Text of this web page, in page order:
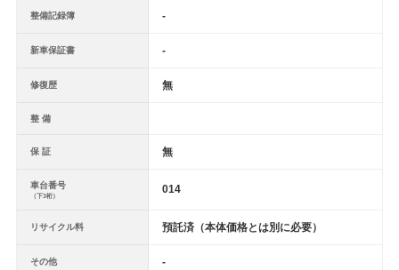
整備記録簿 -
新車保証書 -
修復歴 無
整 備
保 証 無
車台番号
（下3桁）
014
リサイクル料 預託済（本体価格とは別に必要）
その他 -